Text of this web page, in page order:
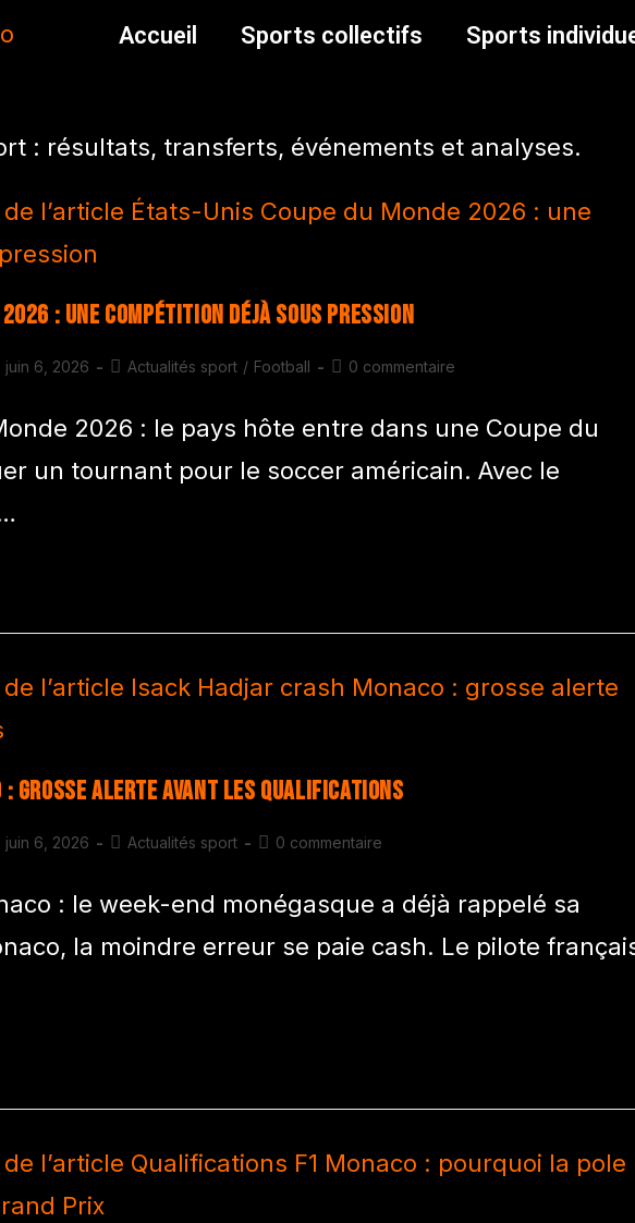
Accueil Sports collectifs Sports
: résultats, transferts, événements et analyses.
2026 : une compétition déjà sous pression
juin 6, 2026 Actualités sport / Football 0 commentaire
2026 : le pays hôte entre dans une Coupe du
un tournant pour le soccer américain. Avec le
: grosse alerte avant les qualifications
juin 6, 2026 Actualités sport 0 commentaire
: le week-end monégasque a déjà rappelé sa
la moindre erreur se paie cash. Le pilote